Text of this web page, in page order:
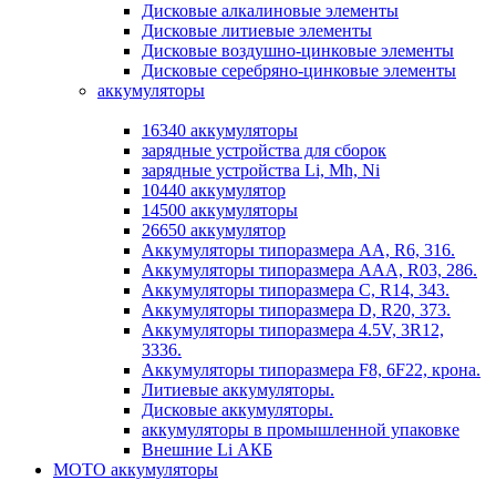
Дисковые алкалиновые элементы
Дисковые литиевые элементы
Дисковые воздушно-цинковые элементы
Дисковые серебряно-цинковые элементы
аккумуляторы
16340 аккумуляторы
зарядные устройства для сборок
зарядные устройства Li, Mh, Ni
10440 аккумулятор
14500 аккумуляторы
26650 аккумулятор
Аккумуляторы типоразмера АА, R6, 316.
Аккумуляторы типоразмера ААА, R03, 286.
Аккумуляторы типоразмера С, R14, 343.
Аккумуляторы типоразмера D, R20, 373.
Аккумуляторы типоразмера 4.5V, 3R12,
3336.
Аккумуляторы типоразмера F8, 6F22, крона.
Литиевые аккумуляторы.
Дисковые аккумуляторы.
аккумуляторы в промышленной упаковке
Внешние Li АКБ
МОТО аккумуляторы